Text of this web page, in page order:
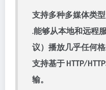
支持多种多媒体类型
.能够从本地和远程
议）播放几乎任何
支持基于 HTTP/
输。